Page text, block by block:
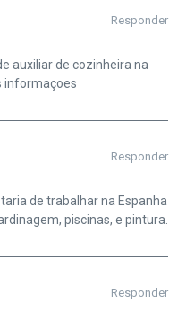
Responder
auxiliar de cozinheira na
informaçoes
Responder
de trabalhar na Espanha
piscinas, e pintura.
Responder